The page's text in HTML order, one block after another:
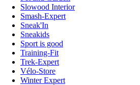
Slowood Interior
Smash-Expert
Sneak'In
Sneakids
Sport is good
Training-Fit
Trek-Expert
Vélo-Store
Winter Expert